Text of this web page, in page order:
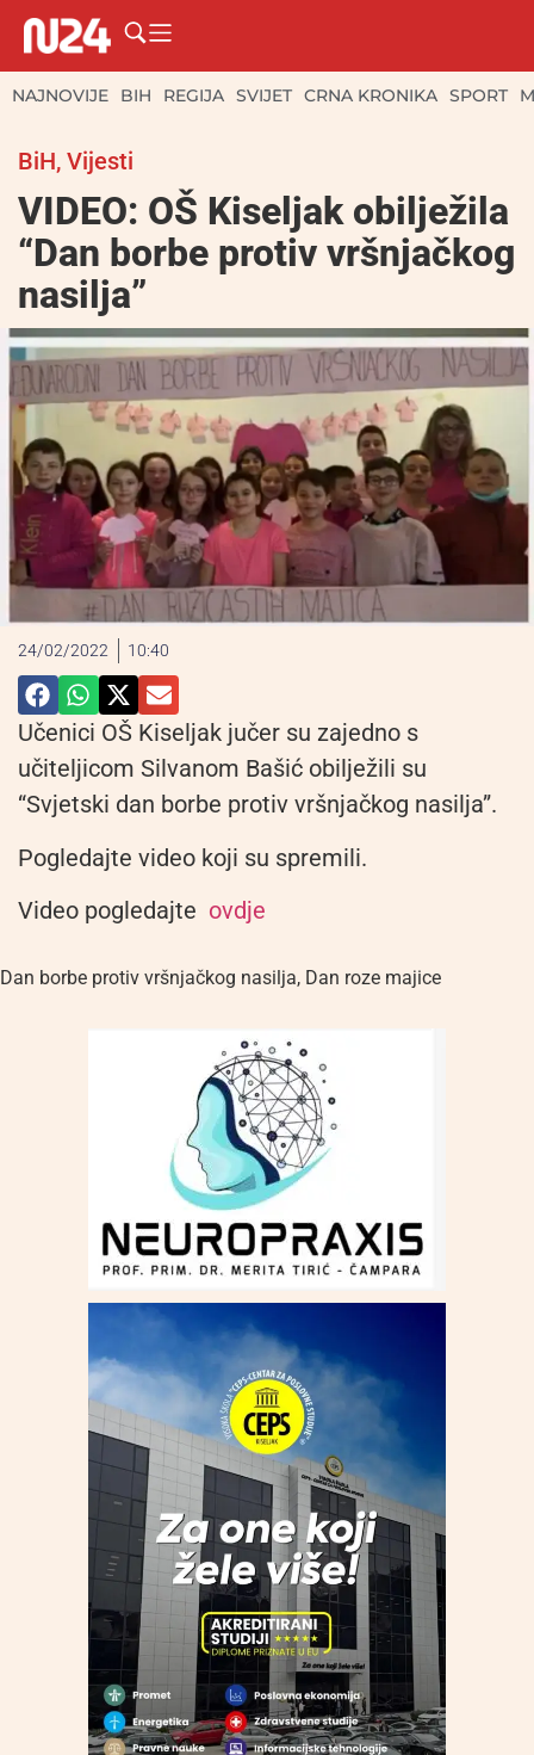
NAJNOVIJE BIH REGIJA SVIJET CRNA KRONIKA SPORT
BiH, Vijesti
VIDEO: OŠ Kiseljak obilježila
“Dan borbe protiv vršnjačkog
nasilja”
24/02/2022 10:40
Učenici OŠ Kiseljak jučer su zajedno s
učiteljicom Silvanom Bašić obilježili su
“Svjetski dan borbe protiv vršnjačkog nasilja”.
Pogledajte video koji su spremili.
Video pogledajte ovdje
Dan borbe protiv vršnjačkog nasilja, Dan roze majice